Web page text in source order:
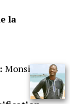
la
Monsieur